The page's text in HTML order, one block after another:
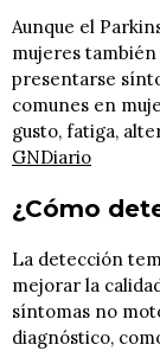
Aunque el
mujeres
presentarse
comunes en
gusto, fatiga,
GNDiario
¿Cómo
La detección
mejorar la
síntomas no
diagnóstico,